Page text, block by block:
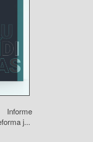
j...